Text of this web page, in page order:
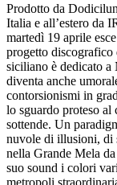
Prodotto da
Italia e all’estero da
martedì 19 aprile
progetto discografico
siciliano è dedicato a
diventa anche
contorsionismi in
lo sguardo proteso al
sottende. Un
nuvole di illusioni, di
nella Grande Mela
suo sound i colori
metropoli